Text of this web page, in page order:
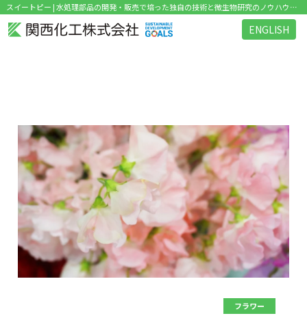
スイートピー | 水処理部品の開発・販売で培った独自の技術と微生物研究のノウハウを活かした環境関連ビジネス を展開
ENGLISH
フラワー